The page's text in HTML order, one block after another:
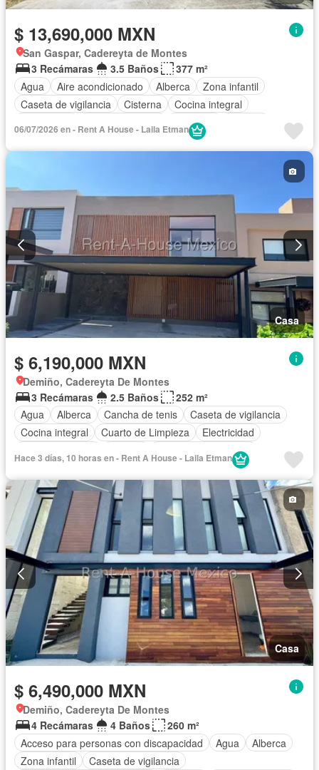
$ 13,690,000 MXN
San Gaspar, Cadereyta de Montes
3 Recámaras
3.5 Baños
377 m²
Agua
Aire acondicionado Alberca
Zona infantil
Caseta de vigilancia
Cisterna
Cocina integral
Gimnasio
Sala polivalente
Sin amueblar
06/07/2026 en - Rent A House - Laila Etman
Casa
$ 6,190,000 MXN
Demiño, Cadereyta De Montes
3 Recámaras
2.5 Baños
252 m²
Agua
Alberca Cancha de tenis
Caseta de vigilancia
Cocina integral
Cuarto de Limpieza
Electricidad
Recámara con closet
Zonas verdes
Sin amueblar
Hace 3 días, 10 horas en - Rent A House - Laila Etman
Casa
$ 6,490,000 MXN
Demiño, Cadereyta De Montes
4 Recámaras
4 Baños
260 m²
Acceso para personas con discapacidad
Agua
Alberca
Zona infantil
Caseta de vigilancia